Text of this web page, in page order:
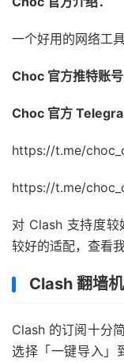
一个好用的网络工
Choc 官方推特账号
Choc 官方
https://t.me/
https://t.me/
对 Clash 支持度较
较好的适配，查看
Clash 翻墙
Clash 的订阅十分
选择「一键导入」